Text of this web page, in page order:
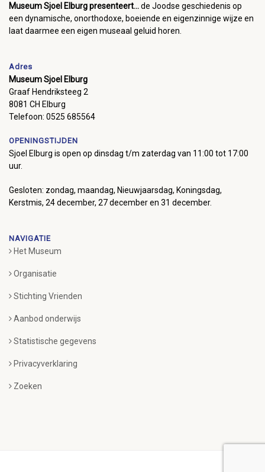
Museum Sjoel Elburg presenteert...de Joodse geschiedenis op
een dynamische, onorthodoxe, boeiende en eigenzinnige wijze en
laat daarmee een eigen museaal geluid horen.
Adres
Museum Sjoel Elburg
Graaf Hendriksteeg 2
8081 CH Elburg
Telefoon: 0525 685564
OPENINGSTIJDEN
Sjoel Elburg is open op dinsdag t/m zaterdag van 11:00 tot 17:00
uur.
Gesloten: zondag, maandag, Nieuwjaarsdag, Koningsdag,
Kerstmis, 24 december, 27 december en 31 december.
NAVIGATIE
Het Museum
Organisatie
Stichting Vrienden
Aanbod onderwijs
Statistische gegevens
Privacyverklaring
Zoeken